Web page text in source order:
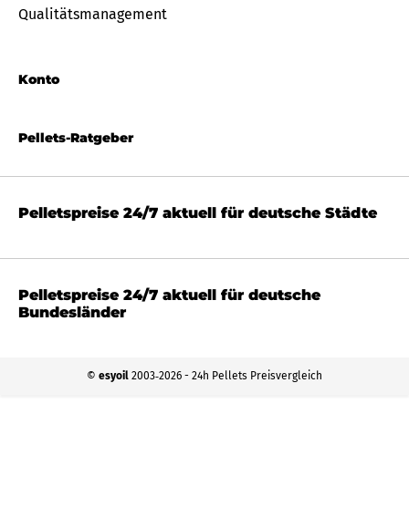
Pellets-Ratgeber
Qualitätsmanagement
Konto
Pelletspreise 24/7 aktuell für deutsche Städte
Pelletspreise 24/7 aktuell für deutsche
Bundesländer
© esyoil 2003‐2026 - 24h Pellets Preisvergleich